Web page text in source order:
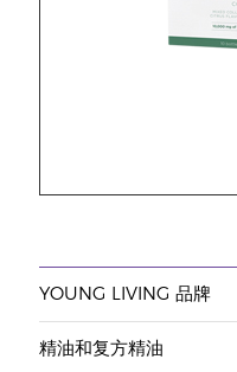
YOUNG LIVING 品牌
精油和复方精油